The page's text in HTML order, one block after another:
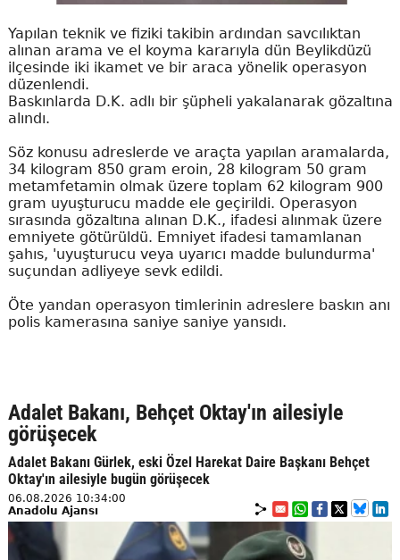
Yapılan teknik ve fiziki takibin ardından savcılıktan
alınan arama ve el koyma kararıyla dün Beylikdüzü
ilçesinde iki ikamet ve bir araca yönelik operasyon
düzenlendi.
Baskınlarda D.K. adlı bir şüpheli yakalanarak gözaltına
alındı.
Söz konusu adreslerde ve araçta yapılan aramalarda,
34 kilogram 850 gram eroin, 28 kilogram 50 gram
metamfetamin olmak üzere toplam 62 kilogram 900
gram uyuşturucu madde ele geçirildi. Operasyon
sırasında gözaltına alınan D.K., ifadesi alınmak üzere
emniyete götürüldü. Emniyet ifadesi tamamlanan
şahıs, 'uyuşturucu veya uyarıcı madde bulundurma'
suçundan adliyeye sevk edildi.
Öte yandan operasyon timlerinin adreslere baskın anı
polis kamerasına saniye saniye yansıdı.
Adalet Bakanı, Behçet Oktay'ın ailesiyle
görüşecek
Adalet Bakanı Gürlek, eski Özel Harekat Daire Başkanı Behçet
Oktay'ın ailesiyle bugün görüşecek
06.08.2026 10:34:00
Anadolu Ajansı